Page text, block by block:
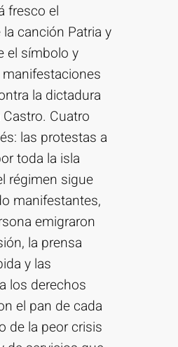
fresco el
canción Patria y
el símbolo y
la dictadura
Cuatro
las protestas a
toda la isla
régimen sigue
manifestantes,
emigraron
la prensa
y las
los derechos
el pan de cada
de la peor crisis